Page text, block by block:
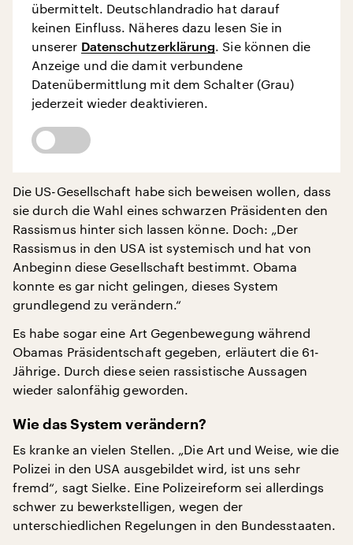
übermittelt. Deutschlandradio hat darauf
keinen Einfluss. Näheres dazu lesen Sie in
unserer Datenschutzerklärung. Sie können die
Anzeige und die damit verbundene
Datenübermittlung mit dem Schalter (Grau)
jederzeit wieder deaktivieren.
Die US-Gesellschaft habe sich beweisen wollen, dass
sie durch die Wahl eines schwarzen Präsidenten den
Rassismus hinter sich lassen könne. Doch: „Der
Rassismus in den USA ist systemisch und hat von
Anbeginn diese Gesellschaft bestimmt. Obama
konnte es gar nicht gelingen, dieses System
grundlegend zu verändern.“
Es habe sogar eine Art Gegenbewegung während
Obamas Präsidentschaft gegeben, erläutert die 61-
Jährige. Durch diese seien rassistische Aussagen
wieder salonfähig geworden.
Wie das System verändern?
Es kranke an vielen Stellen. „Die Art und Weise, wie die
Polizei in den USA ausgebildet wird, ist uns sehr
fremd“, sagt Sielke. Eine Polizeireform sei allerdings
schwer zu bewerkstelligen, wegen der
unterschiedlichen Regelungen in den Bundesstaaten.